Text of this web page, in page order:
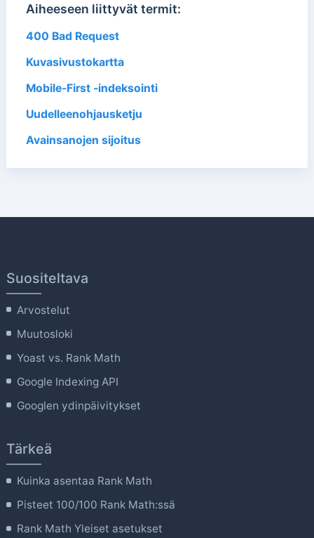
Aiheeseen liittyvät termit:
400 Bad Request
Kuvasivustokartta
Mobile-First -indeksointi
Uudelleenohjausketju
Avainsanojen sijoitus
Suositeltava
Arvostelut
Muutosloki
Yoast vs. Rank Math
Google Indexing API
Googlen ydinpäivitykset
Tärkeä
Kuinka asentaa Rank Math
Pisteet 100/100 Rank Math:ssä
Rank Math Yleiset asetukset